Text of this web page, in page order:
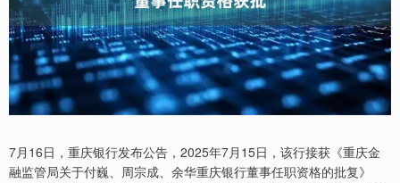
7月16日，重庆银行发布公告，2025年7月15日，该行接获《重庆金
融监管局关于付巍、周宗成、余华重庆银行董事任职资格的批复》